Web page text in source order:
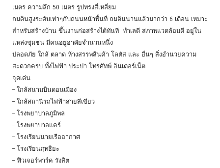
เมตร ความลึก 50 เมตร รูปทรงสี่เหลี่ยม
ถมดินสูงระดับเท่าๆกับถนนหน้าพื้นที่ ถมดินนานแล้วมากว่า 6 เดือน เหมาะ
สำหรับสร้างบ้าน ขึ้นงานก่อสร้างได้ทันที ทำเลดี สภาพแวดล้อมดี อยู่ใน
แหล่งชุมชน มีคนอยู่อาศัยจำนวนหนึ่ง
ปลอดภัย ใกล้ ตลาด ห้างสรรพสินค้า โลตัส และ อื่นๆ สิ่งอำนวยความ
สะดวกครบ ทั้งไฟฟ้า ประปา โทรศัทพ์ อินเตอร์เน็ต
จุดเด่น
– ใกล้สนามบินดอนเมือง
– ใกล้สถานีรถไฟฟ้าสายสีเขียว
– โรงพยาบาลภูมิพล
– โรงพยาบาลแคร์
– โรงเรียนนายเรืออากาศ
– โรงเรียนฦทธิยะ
– ฟิวเจอร์พาร์ค รังสิต